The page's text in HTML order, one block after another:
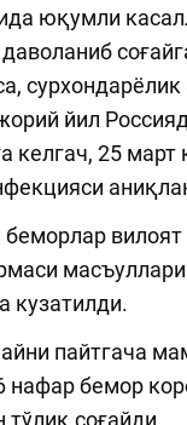
юқумли
йил
келгач, 25 март
беморлар вилоят
кузатилди.
пайтгача
нафар бемор
соғайди.